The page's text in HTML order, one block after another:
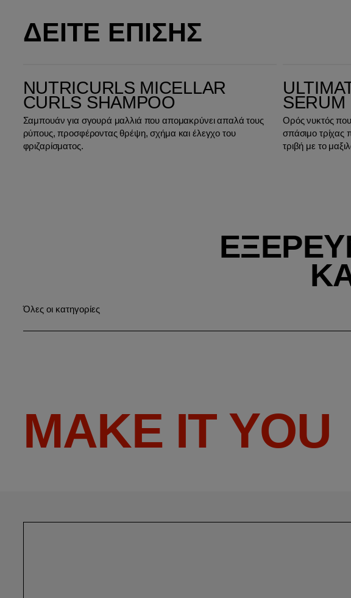
ΔΕΙΤΕ ΕΠΙΣΗΣ
NUTRICURLS MICELLAR
CURLS SHAMPOO
Σαμπουάν για σγουρά μαλλιά που απομακρύνει απαλά τους
ρύπους, προσφέροντας θρέψη, σχήμα και έλεγχο του
φριζαρίσματος.
SERUM
Ορός νυκτός
σπάσιμο τρίχας
τριβή με το
Όλες οι κατηγορίες
MAKE IT YOU